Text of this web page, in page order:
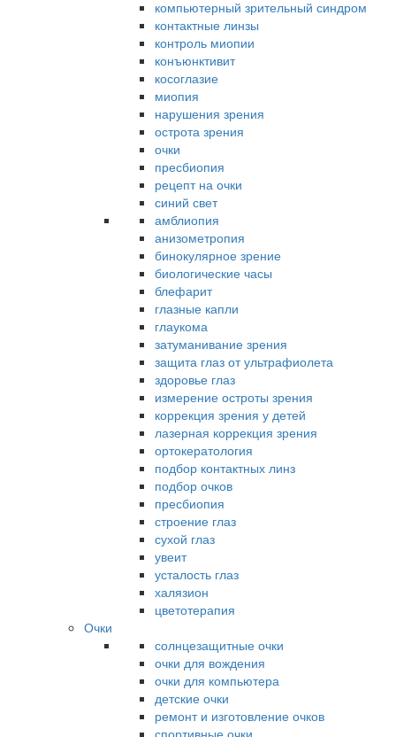
компьютерный зрительный синдром
контактные линзы
контроль миопии
конъюнктивит
косоглазие
миопия
нарушения зрения
острота зрения
очки
пресбиопия
рецепт на очки
синий свет
амблиопия
анизометропия
бинокулярное зрение
биологические часы
блефарит
глазные капли
глаукома
затуманивание зрения
защита глаз от ультрафиолета
здоровье глаз
измерение остроты зрения
коррекция зрения у детей
лазерная коррекция зрения
ортокератология
подбор контактных линз
подбор очков
пресбиопия
строение глаз
сухой глаз
увеит
усталость глаз
халязион
цветотерапия
Очки
солнцезащитные очки
очки для вождения
очки для компьютера
детские очки
ремонт и изготовление очков